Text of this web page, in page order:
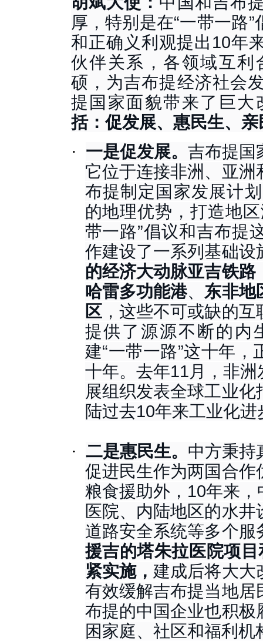
厚，特别是在“一带一路
和正确义利观提出10年
伙伴关系，各领域互
硕，为吉布提经济社会
提国家面貌带来了巨大
括：促发展、惠民生、亲
· 一是促发展。吉布提国
它位于连接非洲、亚
布提制定国家发展计
的地理优势，打造地
带一路”倡议和吉布提
作建设了一系列基础设
的经济大动脉亚吉铁路
哈雷多功能港、 东非地
区，这些不可或缺的互
提供了源源不断的内
建“一带一路”这十年
十年。去年11月，非
展组织发表全球工业
陆过去10年来工业化
· 二是惠民生。 中方秉持
促进民生作为两国合
粮食援助外，10年来
医院、内陆地区的水
道路安全系统等多个
援吉的塔朱拉医院项
紧实施， 建成后将大大
有效缓解吉布提当地
布提的中国企业也积
困家庭、社区和福利机